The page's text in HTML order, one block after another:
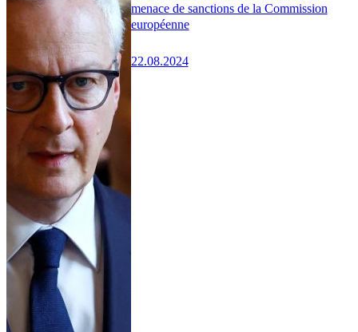
menace de sanctions de la Commission
européenne
22.08.2024